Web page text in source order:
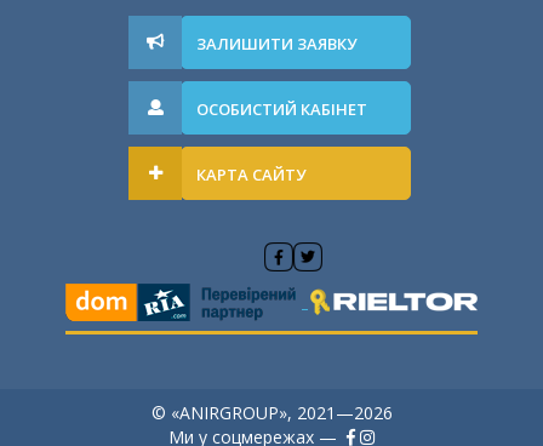
ЗАЛИШИТИ ЗАЯВКУ
ОСОБИСТИЙ КАБІНЕТ
КАРТА САЙТУ
© «ANIRGROUP», 2021—2026
Ми у соцмережах —